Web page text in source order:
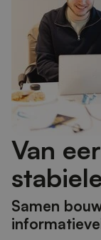
Van
Samen